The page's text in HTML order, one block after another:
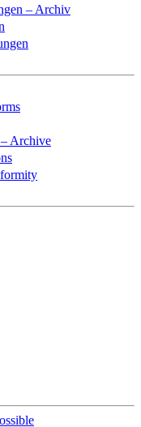
– Archiv
Archive